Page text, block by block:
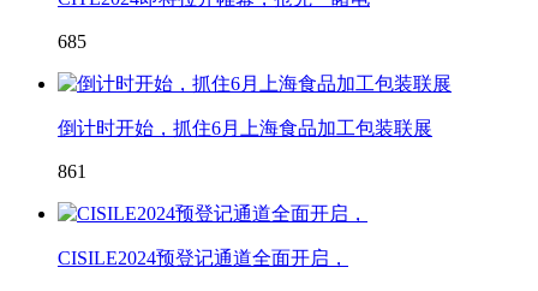
685
倒计时开始，抓住6月上海食品加工包装联展
861
CISILE2024预登记通道全面开启，